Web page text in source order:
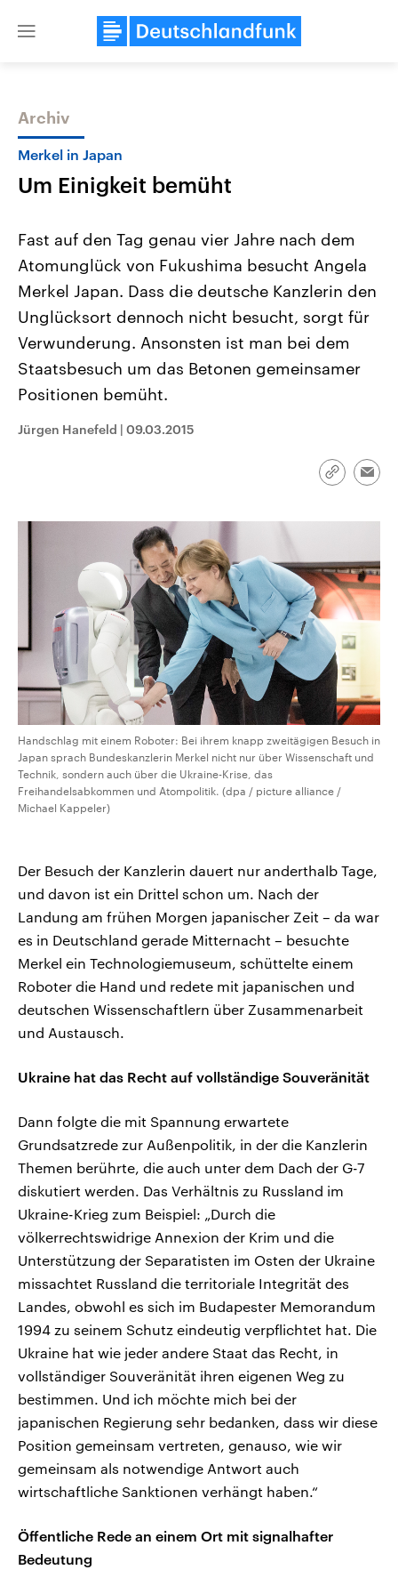
Close
Themen
Landtagswahl Sachsen-Anhalt
2026
Alle Informationen
Sachsen-Anhalt wählt am 6.
September 2026 einen neuen
Bundesland von einer Koalition aus
Umfragen, Prognosen,
Wahlprogramme, aktuelle Berichte
Aktuelle Beiträge,
Hintergründe
Wirtschaftlich und
gehören die Vereinigten
den mächtigsten Ländern
Archiv
Merkel in Japan
Um Einigkeit bemüht
Fast auf den Tag genau vier Jahre nach dem
Atomunglück von Fukushima besucht Angela
Merkel Japan. Dass die deutsche Kanzlerin den
Unglücksort dennoch nicht besucht, sorgt für
Verwunderung. Ansonsten ist man bei dem
Staatsbesuch um das Betonen gemeinsamer
Positionen bemüht.
Jürgen Hanefeld | 09.03.2015
Link
Handschlag mit einem Roboter: Bei ihrem knapp zweitägigen Besuch in
Japan sprach Bundeskanzlerin Merkel nicht nur über Wissenschaft und
Technik, sondern auch über die Ukraine-Krise, das
Freihandelsabkommen und Atompolitik. (dpa / picture alliance /
Michael Kappeler)
Der Besuch der Kanzlerin dauert nur anderthalb Tage,
und davon ist ein Drittel schon um. Nach der
Landung am frühen Morgen japanischer Zeit – da war
es in Deutschland gerade Mitternacht – besuchte
Merkel ein Technologiemuseum, schüttelte einem
Roboter die Hand und redete mit japanischen und
deutschen Wissenschaftlern über Zusammenarbeit
und Austausch.
Ukraine hat das Recht auf vollständige Souveränität
Dann folgte die mit Spannung erwartete
Grundsatzrede zur Außenpolitik, in der die Kanzlerin
Themen berührte, die auch unter dem Dach der G-7
diskutiert werden. Das Verhältnis zu Russland im
Ukraine-Krieg zum Beispiel: „Durch die
völkerrechtswidrige Annexion der Krim und die
Unterstützung der Separatisten im Osten der Ukraine
missachtet Russland die territoriale Integrität des
Landes, obwohl es sich im Budapester Memorandum
1994 zu seinem Schutz eindeutig verpflichtet hat. Die
Ukraine hat wie jeder andere Staat das Recht, in
vollständiger Souveränität ihren eigenen Weg zu
bestimmen. Und ich möchte mich bei der
japanischen Regierung sehr bedanken, dass wir diese
Position gemeinsam vertreten, genauso, wie wir
gemeinsam als notwendige Antwort auch
wirtschaftliche Sanktionen verhängt haben.“
Öffentliche Rede an einem Ort mit signalhafter
Bedeutung